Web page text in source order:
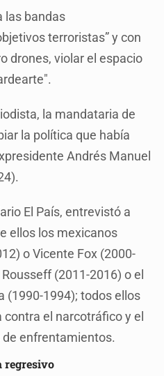
las bandas
terroristas” y con
drones, violar el espacio
la mandataria de
la política que había
Andrés Manuel
El País, entrevistó a
ellos los mexicanos
o Vicente Fox (2000-
(2011-2016) o el
(1990-1994); todos ellos
el narcotráfico y el
enfrentamientos.
regresivo